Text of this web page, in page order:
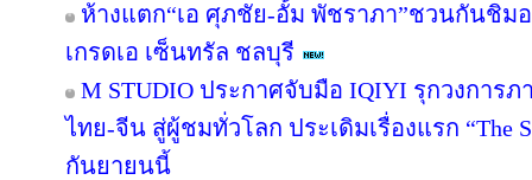
ห้างแตก“เอ ศุภชัย-อั้ม พัชราภา”ชวนกันชิม
เกรดเอ เซ็นทรัล ชลบุรี
M STUDIO ประกาศจับมือ IQIYI รุกวงกา
ไทย-จีน สู่ผู้ชมทั่วโลก ประเดิมเรื่องแรก “The
กันยายนนี้